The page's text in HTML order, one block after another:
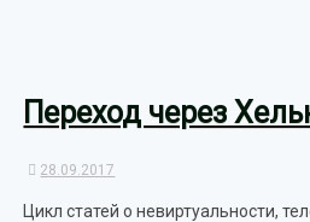
Переход через
28.09.2017
Цикл статей о невиртуальности,